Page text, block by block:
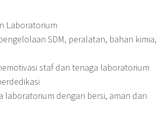
Laboratorium
SDM, peralatan, bahan kimia,
staf dan tenaga laboratorium
laboratorium dengan bersi, aman dan